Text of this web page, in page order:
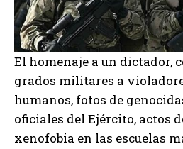
El homenaje a un dictador,
grados militares a
humanos, fotos de
oficiales del Ejército, actos
xenofobia en las escuelas